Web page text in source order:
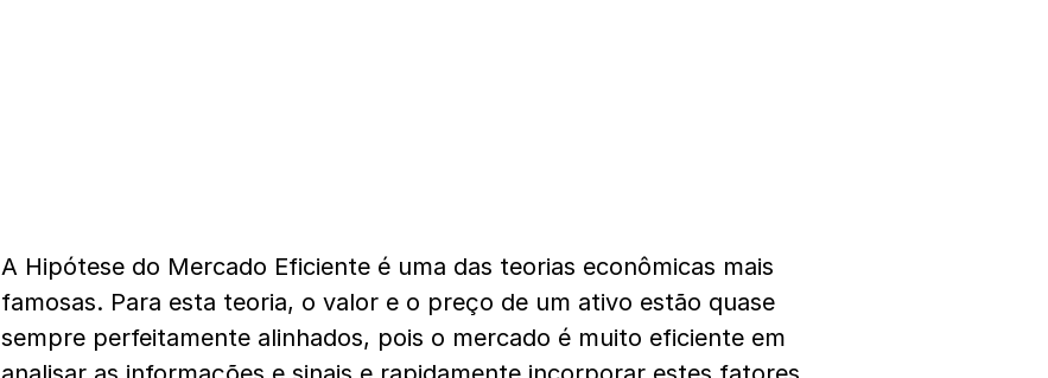
A Hipótese do Mercado Eficiente é uma das teorias econômicas mais
famosas. Para esta teoria, o valor e o preço de um ativo estão quase
sempre perfeitamente alinhados, pois o mercado é muito eficiente em